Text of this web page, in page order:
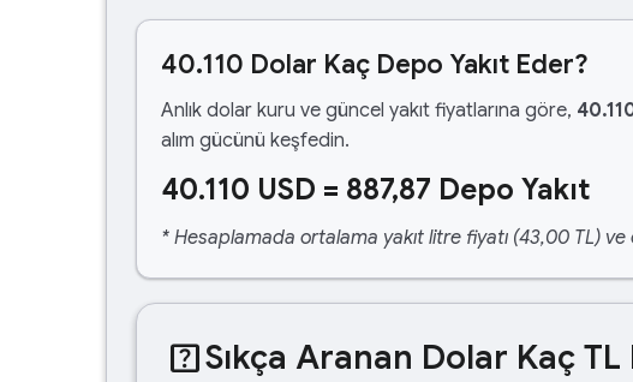
40.110 Dolar Kaç Depo Yakıt Eder?
Anlık dolar kuru ve güncel yakıt fiyatlarına göre,
alım gücünü keşfedin.
40.110 USD = 887,87 Depo Yakıt
* Hesaplamada ortalama yakıt litre fiyatı (43,00 TL)
help_centerSıkça Aranan Dolar Kaç